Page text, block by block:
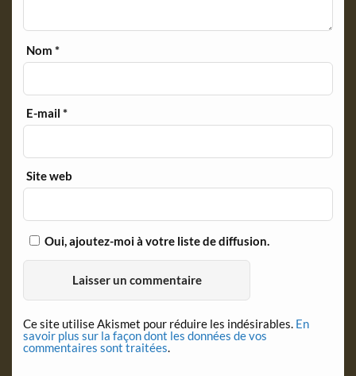
Nom*
E-mail*
Site web
Oui, ajoutez-moi à votre liste de diffusion.
Ce site utilise Akismet pour réduire les indésirables. En
savoir plus sur la façon dont les données de vos
commentaires sont traitées.